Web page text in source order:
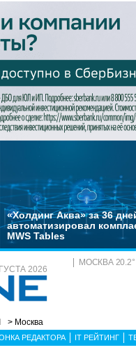
«Холдинг Аква» за 36
автоматизировал
MWS Tables
2026
> Москва
МОСКВА 20.2°
РЕДАКТОРА IT РЕЙТИНГ